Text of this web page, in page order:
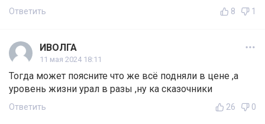
Ответить 8 1
ИВОЛГА
11 мая 2024 18:11
Тогда может поясните что же всё подняли в цене ,а
уровень жизни урал в разы ,ну ка сказочники
Ответить 26 0